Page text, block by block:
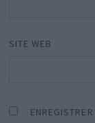
SITE WEB